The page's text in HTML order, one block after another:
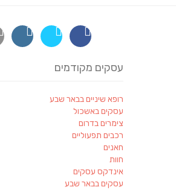
עסקים מקודמים
רופא שיניים בבאר שבע
עסקים באשכול
צימרים בדרום
רכבים תפעוליים
חאנים
חוות
אינדקס עסקים
עסקים בבאר שבע